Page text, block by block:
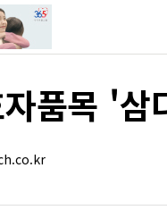
품목 '삼